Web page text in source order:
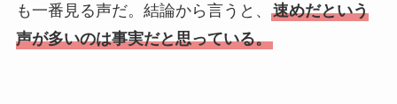
も一番見る声だ。結論から言うと、 速めだという
声が多いのは事実だと思っている。